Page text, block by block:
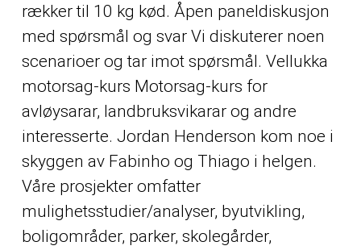
rækker til 10 kg kød. Åpen paneldiskusjon
med spørsmål og svar Vi diskuterer noen
scenarioer og tar imot spørsmål. Vellukka
motorsag-kurs Motorsag-kurs for
avløysarar, landbruksvikarar og andre
interesserte. Jordan Henderson kom noe i
skyggen av Fabinho og Thiago i helgen.
Våre prosjekter omfatter
mulighetsstudier/analyser, byutvikling,
boligområder, parker, skolegårder,